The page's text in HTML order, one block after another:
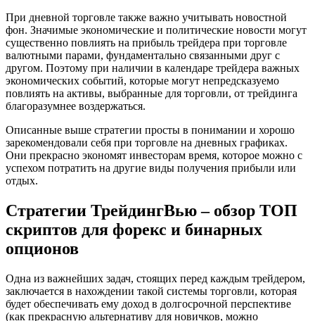
При дневной торговле также важно учитывать новостной
фон. Значимые экономические и политические новости могут
существенно повлиять на прибыль трейдера при торговле
валютными парами, фундаментально связанными друг с
другом. Поэтому при наличии в календаре трейдера важных
экономических событий, которые могут непредсказуемо
повлиять на активы, выбранные для торговли, от трейдинга
благоразумнее воздержаться.
Описанные выше стратегии просты в понимании и хорошо
зарекомендовали себя при торговле на дневных графиках.
Они прекрасно экономят инвесторам время, которое можно с
успехом потратить на другие виды получения прибыли или
отдых.
Стратегии ТрейдингВью – обзор ТОП
скриптов для форекс и бинарных
опционов
Одна из важнейших задач, стоящих перед каждым трейдером,
заключается в нахождении такой системы торговли, которая
будет обеспечивать ему доход в долгосрочной перспективе
(как прекрасную альтернативу для новичков, можно